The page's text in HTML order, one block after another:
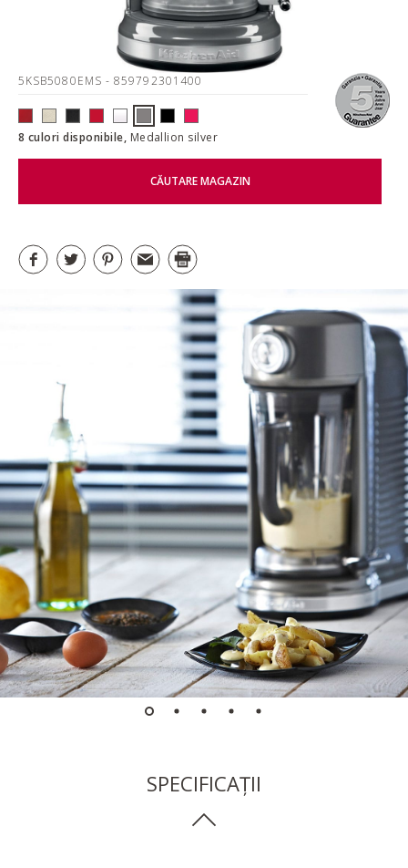
5KSB5080EMS - 859792301400
8 culori disponibile, Medallion silver
CĂUTARE MAGAZIN
SPECIFICAȚII